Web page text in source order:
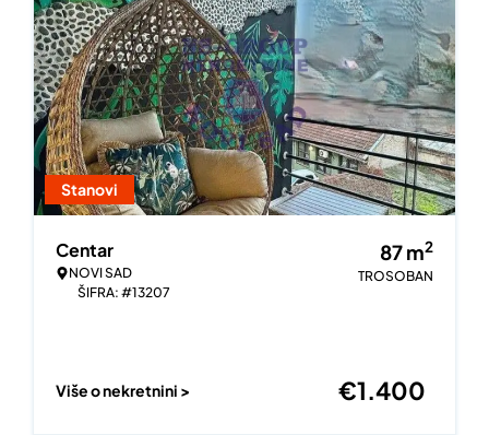
Stanovi
Centar
NOVI SAD
ŠIFRA: #13207
87m2
TROSOBAN
Više o nekretnini > €1.400